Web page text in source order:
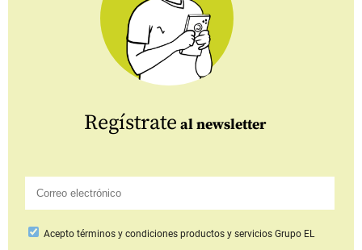
Regístrate al newsletter
Aceptotérminos y condiciones productos y serviciosGrupo EL